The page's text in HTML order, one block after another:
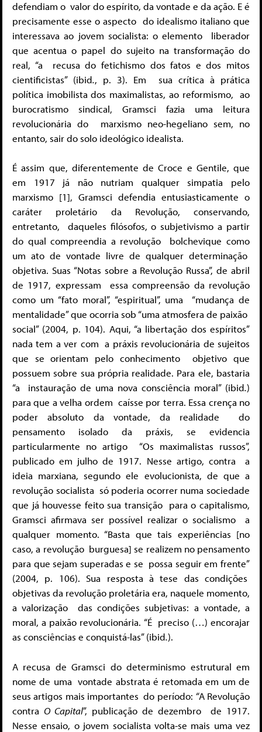
defendiam o valor do espírito, da vontade e da ação. E é
precisamente esse o aspecto do idealismo italiano que
interessava ao jovem socialista: o elemento liberador
que acentua o papel do sujeito na transformação do
real, “a recusa do fetichismo dos fatos e dos mitos
cientificistas” (ibid., p. 3). Em sua crítica à prática
política imobilista dos maximalistas, ao reformismo, ao
burocratismo sindical, Gramsci fazia uma leitura
revolucionária do marxismo neo-hegeliano sem, no
entanto, sair do solo ideológico idealista.
É assim que, diferentemente de Croce e Gentile, que
em 1917 já não nutriam qualquer simpatia pelo
marxismo [1], Gramsci defendia entusiasticamente o
caráter proletário da Revolução, conservando,
entretanto, daqueles filósofos, o subjetivismo a partir
do qual compreendia a revolução bolchevique como
um ato de vontade livre de qualquer determinação
objetiva. Suas “Notas sobre a Revolução Russa”, de abril
de 1917, expressam essa compreensão da revolução
como um “fato moral”, “espiritual”, uma“mudança de
mentalidade” que ocorria sob “uma atmosfera de paixão
social” (2004, p. 104). Aqui, “a libertação dos espíritos”
nada tem a ver coma práxis revolucionária de sujeitos
que se orientam pelo conhecimento objetivo que
possuem sobre sua própria realidade. Para ele, bastaria
“a instauração de uma nova consciência moral” (ibid.)
para que a velha ordem caísse por terra. Essa crença no
poder absoluto da vontade, da realidade do
pensamento isolado da práxis, se evidencia
particularmente no artigo “Os maximalistas russos”,
publicado em julho de 1917. Nesse artigo, contra a
ideia marxiana, segundo ele evolucionista, de que a
revolução socialista só poderia ocorrer numa sociedade
que já houvesse feito sua transição para o capitalismo,
Gramsci afirmava ser possível realizar o socialismo a
qualquer momento. “Basta que tais experiências [no
caso, a revolução burguesa] se realizem no pensamento
para que sejam superadas e se possa seguir em frente”
(2004, p. 106). Sua resposta à tese das condições
objetivas da revolução proletária era, naquele momento,
a valorização das condições subjetivas: a vontade, a
moral, a paixão revolucionária. “É preciso (…) encorajar
as consciências e conquistá-las” (ibid.).
A recusa de Gramsci do determinismo estrutural em
nome de umavontade abstrata é retomada em um de
seus artigos mais importantesdo período: “A Revolução
contra O Capital”, publicação de dezembro de 1917.
Nesse ensaio, o jovem socialista volta-se mais uma vez